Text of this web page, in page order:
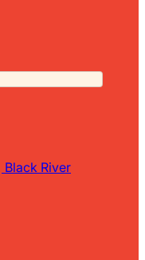
Black River